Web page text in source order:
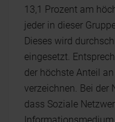
13,1 Prozent am
jeder in dieser
Dieses wird
eingesetzt.
der höchste Anteil
verzeichnen. Bei der
dass Soziale